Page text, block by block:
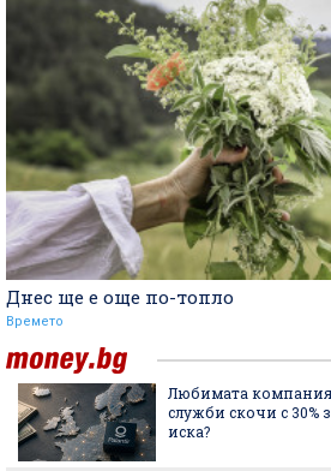
Днес ще е още по-топло
Времето
Любимата компания
служби скочи с 30%
иска?